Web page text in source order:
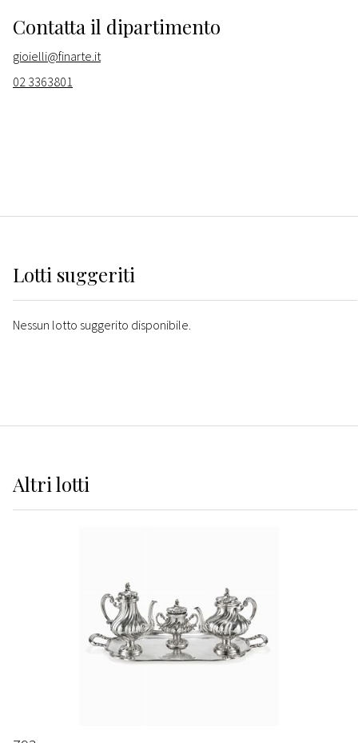
Contatta il dipartimento
gioielli@finarte.it
02 3363801
Lotti suggeriti
Nessun lotto suggerito disponibile.
Altrilotti